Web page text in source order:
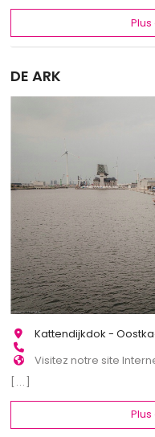
DE ARK
Kattendijkdok -
Visitez notre site
[...]